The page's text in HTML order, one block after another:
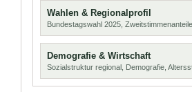
Wahlen & Regionalprofil
Bundestagswahl 2025,
Demografie & Wirtschaft
Sozialstruktur regional, Demografie,